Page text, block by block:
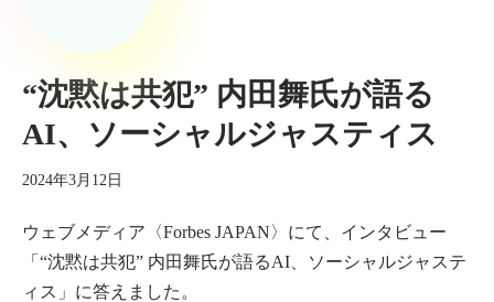
“沈黙は共犯” 内田舞氏が語る
AI、ソーシャルジャスティス
2024年3月12日
ウェブメディア〈Forbes JAPAN〉にて、インタビュー
「“沈黙は共犯” 内田舞氏が語るAI、ソーシャルジャステ
ィス」に答えました。